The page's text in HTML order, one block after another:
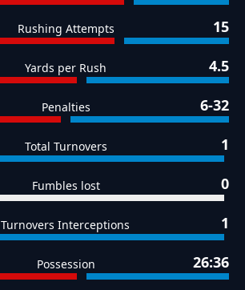
Rushing Attempts 15
Yards per Rush 4.5
Penalties 6-32
Total Turnovers 1
Fumbles lost 0
Turnovers Interceptions 1
Possession 26:36